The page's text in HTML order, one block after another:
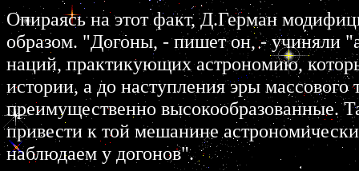
Опираясь на этот факт, Д.Герман
образом. "Догоны, - пишет он, - учиняли
наций, практикующих астрономию,
истории, а до наступления эры
преимущественно высокообразованные.
привести к той мешанине
наблюдаем у догонов".